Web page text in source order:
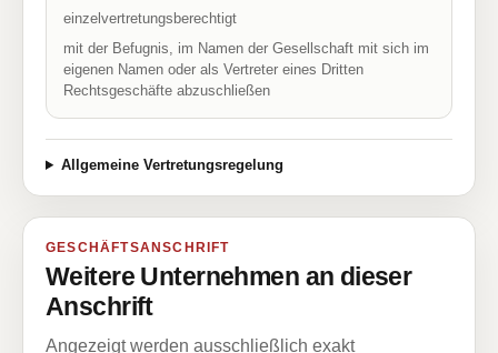
einzelvertretungsberechtigt
mit der Befugnis, im Namen der Gesellschaft mit sich im
eigenen Namen oder als Vertreter eines Dritten
Rechtsgeschäfte abzuschließen
Allgemeine Vertretungsregelung
GESCHÄFTSANSCHRIFT
Weitere Unternehmen an dieser
Anschrift
Angezeigt werden ausschließlich exakt